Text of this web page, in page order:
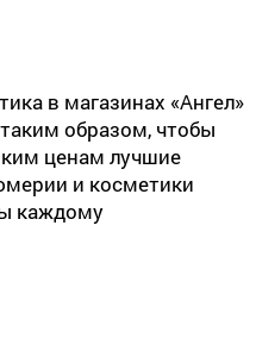
в магазинах «Ангел»
образом, чтобы
ценам лучшие
и косметики
каждому